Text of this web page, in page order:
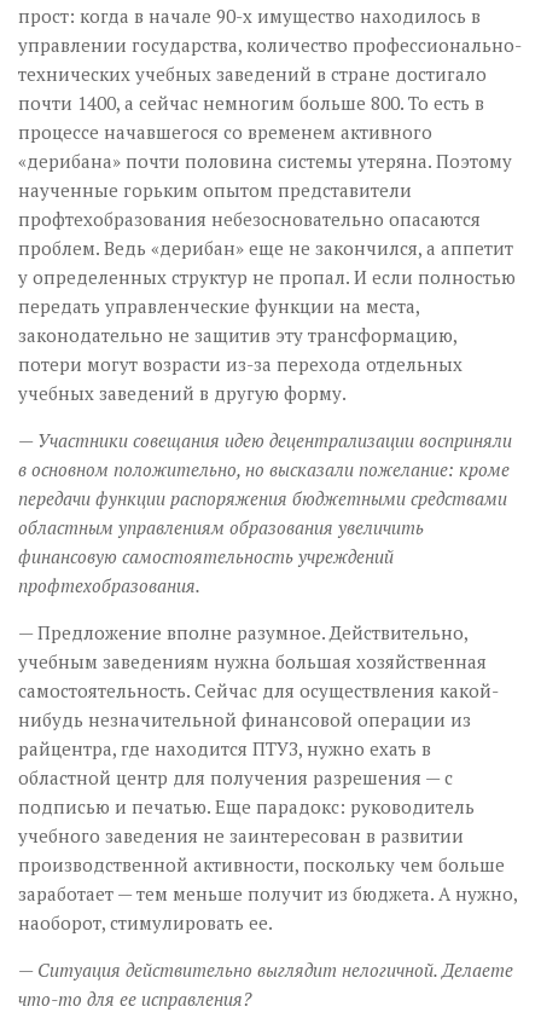
прост: когда в начале 90-х имущество находилось в
управлении государства, количество профессионально-
технических учебных заведений в стране достигало
почти 1400, а сейчас немногим больше 800. То есть в
процессе начавшегося со временем активного
«дерибана» почти половина системы утеряна. Поэтому
наученные горьким опытом представители
профтехобразования небез­основательно опасаются
проблем. Ведь «дерибан» еще не закончился, а аппетит
у определенных структур не пропал. И если полностью
передать управленческие функции на места,
законодательно не защитив эту трансформацию,
потери могут возрасти из-за перехода отдельных
учебных заведений в другую форму.
— Участники совещания идею децентрализации восприняли
в основном положительно, но высказали пожелание: кроме
передачи функции распоряжения бюджетными средствами
областным управлениям образования увеличить
финансовую самостоятельность учреждений
профтехобразования.
— Предложение вполне разум­ное. Действительно,
учебным заведениям нужна большая хозяйственная
самостоятельность. Сейчас для осуществления какой-
нибудь незначительной финансовой операции из
райцентра, где находится ПТУЗ, нужно ехать в
областной центр для получения разрешения — с
подписью и печатью. Еще парадокс: руководитель
учебного заведения не заинтересован в развитии
производственной активности, поскольку чем больше
заработает — тем меньше получит из бюджета. А нужно,
наоборот, стимулировать ее.
— Ситуация действительно выглядит нелогичной. Делаете
что-то для ее исправления?